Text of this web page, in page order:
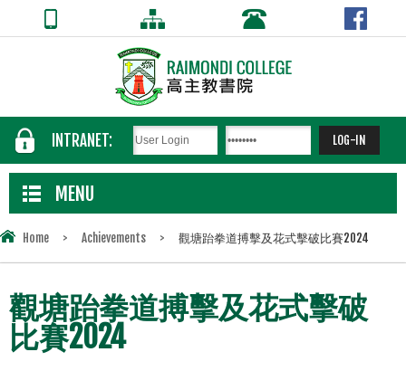
INTRANET:
MENU
Home > Achievements > 觀塘跆拳道搏擊及花式擊破比賽2024
觀塘跆拳道搏擊及花式擊破
比賽2024